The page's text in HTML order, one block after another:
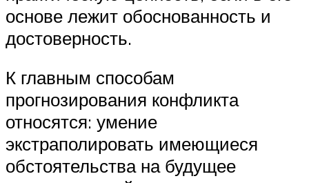
основе лежит обоснованность и
достоверность.
К главным способам
прогнозирования конфликта
относятся: умение
экстраполировать имеющиеся
обстоятельства на будущее